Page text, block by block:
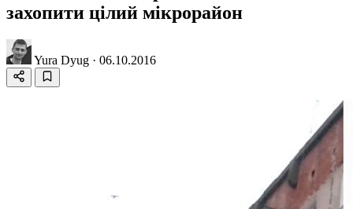
захопити цілий мікрорайон
Yura Dyug · 06.10.2016